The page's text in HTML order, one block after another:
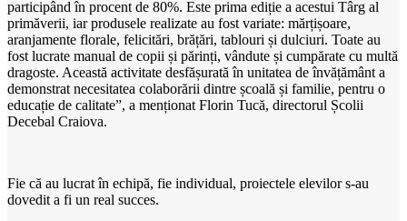
participând în procent de 80%. Este prima ediție a acestui Târg al
primăverii, iar produsele realizate au fost variate: mărțișoare,
aranjamente florale, felicitări, brățări, tablouri și dulciuri. Toate au
fost lucrate manual de copii și părinți, vândute și cumpărate cu multă
dragoste. Această activitate desfășurată în unitatea de învățământ a
demonstrat necesitatea colaborării dintre școală și familie, pentru o
educație de calitate”, a menționat Florin Tucă, directorul Școlii
Decebal Craiova.
Fie că au lucrat în echipă, fie individual, proiectele elevilor s-au
dovedit a fi un real succes.